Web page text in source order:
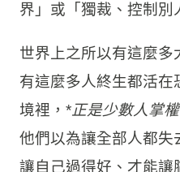
界」或「獨裁、控制別
世界上之所以有這麼多
有這麼多人終生都活在
境裡，*正是少數人掌
他們以為讓全部人都失
讓自己過得好、才能讓